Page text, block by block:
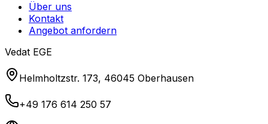
Über uns
Kontakt
Angebot anfordern
Vedat EGE
Helmholtzstr. 173, 46045 Oberhausen
+49 176 614 250 57